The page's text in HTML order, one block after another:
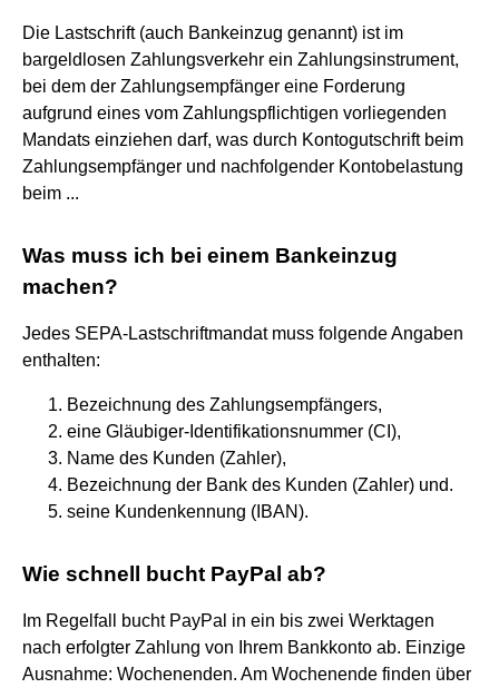
Die Lastschrift (auch Bankeinzug genannt) ist im
bargeldlosen Zahlungsverkehr ein Zahlungsinstrument,
bei dem der Zahlungsempfänger eine Forderung
aufgrund eines vom Zahlungspflichtigen vorliegenden
Mandats einziehen darf, was durch Kontogutschrift beim
Zahlungsempfänger und nachfolgender Kontobelastung
beim ...
Was muss ich bei einem Bankeinzug
machen?
Jedes SEPA-Lastschriftmandat muss folgende Angaben
enthalten:
Bezeichnung des Zahlungsempfängers,
eine Gläubiger-Identifikationsnummer (CI),
Name des Kunden (Zahler),
Bezeichnung der Bank des Kunden (Zahler) und.
seine Kundenkennung (IBAN).
Wie schnell bucht PayPal ab?
Im Regelfall bucht PayPal in ein bis zwei Werktagen
nach erfolgter Zahlung von Ihrem Bankkonto ab. Einzige
Ausnahme: Wochenenden. Am Wochenende finden über